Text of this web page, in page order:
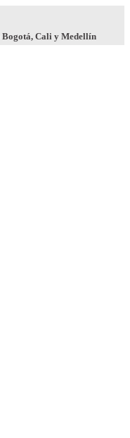
Bogotá, Cali y Medellín